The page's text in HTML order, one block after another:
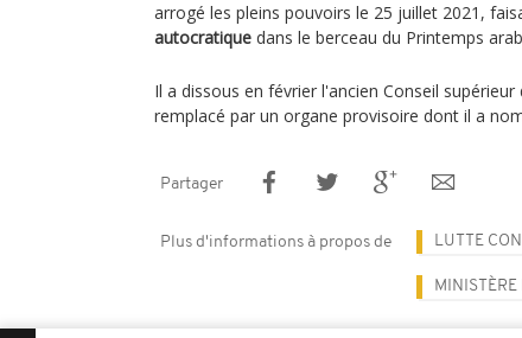
arrogé les pleins pouvoirs le 25 juillet 2021,
autocratique dans le berceau du Printemps
Il a dissous en février l'ancien Conseil
remplacé par un organe provisoire dont il a
Partager
Plus d'informations à propos de LUTTE
MINISTÈRE